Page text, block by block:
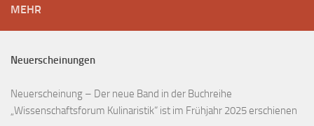
MEHR
Neuerscheinungen
Neuerscheinung – Der neue Band in der Buchreihe
„Wissenschaftsforum Kulinaristik“ ist im Frühjahr 2025 erschienen